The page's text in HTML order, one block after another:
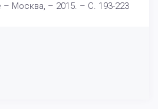
– Москва, – 2015. – С. 193-223